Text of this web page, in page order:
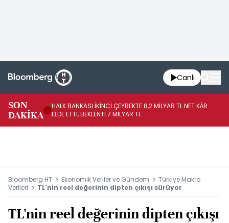
Canlı
SON
DAKİKA
HALK BANKASI İKİNCİ ÇEYREKTE 8,2 MİLYAR TL NET KÂR
ELDE ETTİ, BEKLENTİ 7 MİLYAR TL
Bloomberg HT Ekonomik Veriler ve Gündem
Türkiye Makro
Verileri
TL'nin reel değerinin dipten çıkışı sürüyor
TL'nin reel değerinin dipten çıkışı